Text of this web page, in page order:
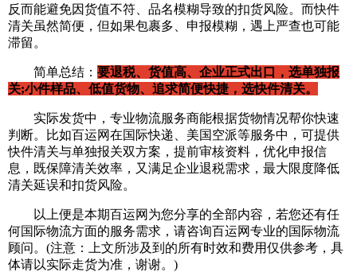
反而能避免因货值不符、品名模糊导致的扣货风险。而快件
清关虽然简便，但如果包裹多、申报模糊，遇上严查也可能
滞留。
简单总结： 要退税、货值高、企业正式出口，选单独报
关;小件样品、低值货物、追求简便快捷，选快件清关。
实际发货中，专业物流服务商能根据货物情况帮你快速
判断。比如百运网在国际快递、美国空派等服务中，可提供
快件清关与单独报关双方案，提前审核资料，优化申报信
息，既保障清关效率，又满足企业退税需求，最大限度降低
清关延误和扣货风险。
以上便是本期百运网为您分享的全部内容，若您还有任
何国际物流方面的服务需求，请咨询百运网专业的国际物流
顾问。(注意：上文所涉及到的所有时效和费用仅供参考，具
体请以实际走货为准，谢谢。)